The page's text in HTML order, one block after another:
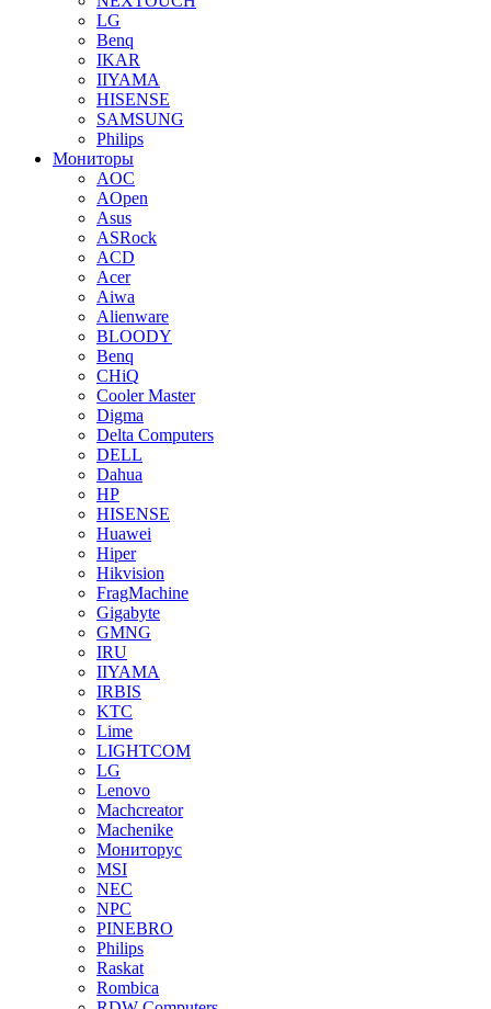
LG
Benq
IKAR
IIYAMA
HISENSE
SAMSUNG
Philips
Мониторы
AOC
AOpen
Asus
ASRock
ACD
Acer
Aiwa
Alienware
BLOODY
Benq
CHiQ
Cooler Master
Digma
Delta Computers
DELL
Dahua
HP
HISENSE
Huawei
Hiper
Hikvision
FragMachine
Gigabyte
GMNG
IRU
IIYAMA
IRBIS
KTC
Lime
LIGHTCOM
LG
Lenovo
Machcreator
Machenike
Мониторус
MSI
NEC
NPC
PINEBRO
Philips
Raskat
Rombica